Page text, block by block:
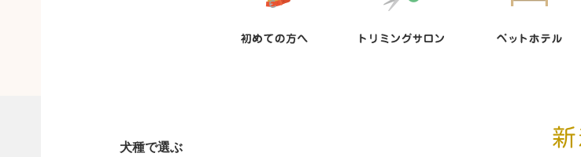
犬種で選ぶ